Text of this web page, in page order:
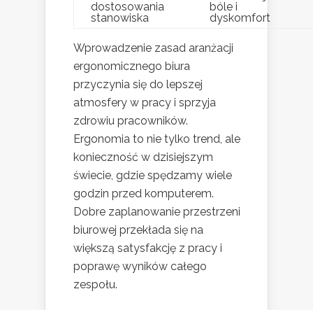
dostosowania
stanowiska
bóle i
dyskomfort
Wprowadzenie zasad aranżacji
ergonomicznego biura
przyczynia się do lepszej
atmosfery w pracy i sprzyja
zdrowiu pracowników.
Ergonomia to nie tylko trend, ale
konieczność w dzisiejszym
świecie, gdzie spędzamy wiele
godzin przed komputerem.
Dobre zaplanowanie przestrzeni
biurowej przekłada się na
większą satysfakcję z pracy i
poprawę wyników całego
zespołu.